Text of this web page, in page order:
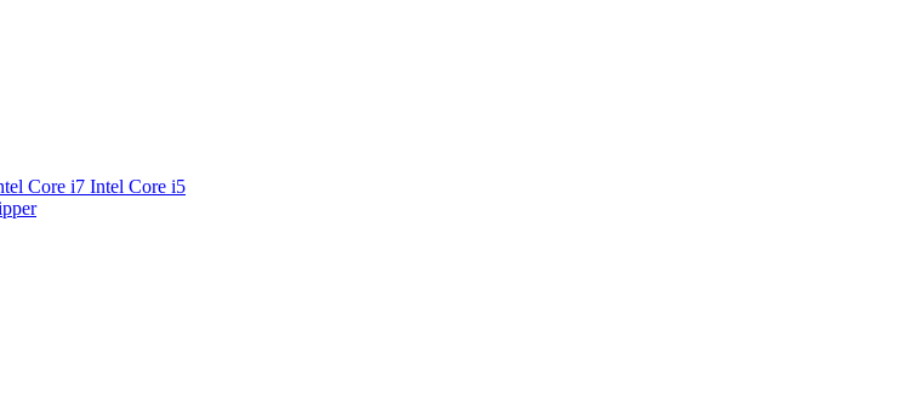
Core i7 Intel Core i5